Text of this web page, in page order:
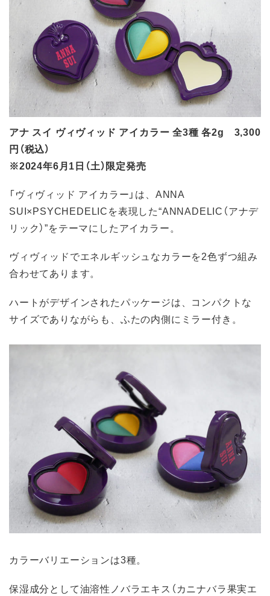
アナ スイ ヴィヴィッド アイカラー 全3種 各2g 3,300
円（税込）
※2024年6月1日（土）限定発売
「ヴィヴィッド アイカラー」は、ANNA
SUI×PSYCHEDELICを表現した“ANNADELIC（アナデ
リック）”をテーマにしたアイカラー。
ヴィヴィッドでエネルギッシュなカラーを2色ずつ組み
合わせてあります。
ハートがデザインされたパッケージは、コンパクトな
サイズでありながらも、ふたの内側にミラー付き。
カラーバリエーションは3種。
保湿成分として油溶性ノバラエキス（カニナバラ果実エ